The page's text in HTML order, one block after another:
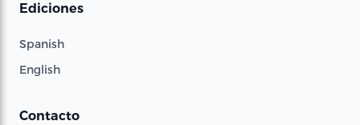
Ediciones
Spanish
English
Contacto